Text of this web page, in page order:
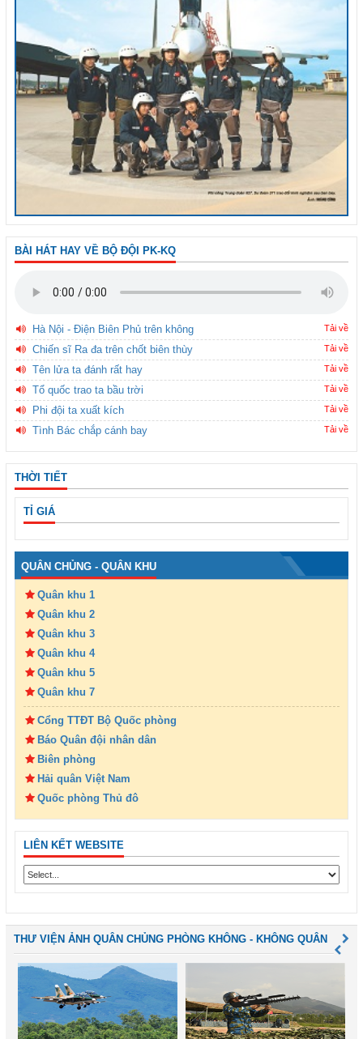
BÀI HÁT HAY VỀ BỘ ĐỘI PK-KQ
Hà Nội - Điện Biên Phủ trên không Tải về
Chiến sĩ Ra đa trên chốt biên thùy Tải về
Tên lửa ta đánh rất hay Tải về
Tổ quốc trao ta bầu trời Tải về
Phi đội ta xuất kích Tải về
Tình Bác chắp cánh bay Tải về
THỜI TIẾT
TỈ GIÁ
QUÂN CHỦNG - QUÂN KHU
Quân khu 1
Quân khu 2
Quân khu 3
Quân khu 4
Quân khu 5
Quân khu 7
Cổng TTĐT Bộ Quốc phòng
Báo Quân đội nhân dân
Biên phòng
Hải quân Việt Nam
Quốc phòng Thủ đô
LIÊN KẾT WEBSITE
THƯ VIỆN ẢNH QUÂN CHỦNG PHÒNG KHÔNG - KHÔNG QUÂN